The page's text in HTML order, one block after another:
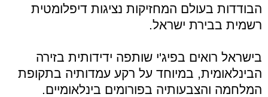
הבודדות בעולם המחזיקות נציגות דיפלומטית
רשמית בבירת ישראל.
בישראל רואים בפיג'י שותפה ידידותית בזירה
הבינלאומית, במיוחד על רקע עמדותיה בתקופת
המלחמה והצבעותיה בפורומים בינלאומיים.